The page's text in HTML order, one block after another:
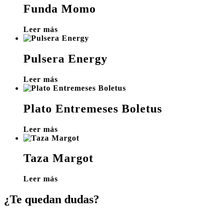
Funda Momo
Leer más
Pulsera Energy
Leer más
Plato Entremeses Boletus
Leer más
Taza Margot
Leer más
¿Te quedan dudas?